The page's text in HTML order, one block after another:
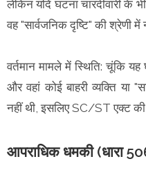
लेकिन यदि घटना चारदीवारी के
वह "सार्वजनिक दृष्टि" की श्रेणी
वर्तमान मामले में स्थिति: चूंकि
और वहां कोई बाहरी व्यक्ति
नहीं थी, इसलिए SC/ST एक्ट की
आपराधिक धमकी (धारा